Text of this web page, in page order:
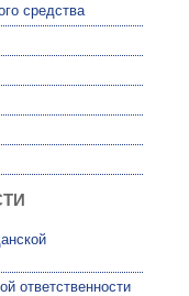
средства
ответственности